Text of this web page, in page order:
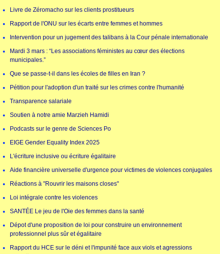
Livre de Zéromacho sur les clients prostitueurs
Rapport de l'ONU sur les écarts entre femmes et hommes
Intervention pour un jugement des talibans à la Cour pénale internationale
Mardi 3 mars : “Les associations féministes au cœur des élections
municipales.”
Que se passe-t-il dans les écoles de filles en Iran ?
Pétition pour l'adoption d'un traité sur les crimes contre l'humanité
Transparence salariale
Soutien à notre amie Marzieh Hamidi
Podcasts sur le genre de Sciences Po
EIGE Gender Equality Index 2025
L'écriture inclusive ou écriture égalitaire
Aide financière universelle d'urgence pour victimes de violences conjugales
Réactions à "Rouvrir les maisons closes"
Loi intégrale contre les violences
SANTÉE Le jeu de l'Oie des femmes dans la santé
Dépot d'une proposition de loi pour construire un environnement
professionnel plus sûr et égalitaire
Rapport du HCE sur le déni et l'impunité face aux viols et agressions